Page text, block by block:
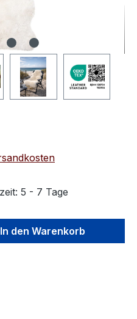
5 - 7 Tage
den
In den Warenkorb